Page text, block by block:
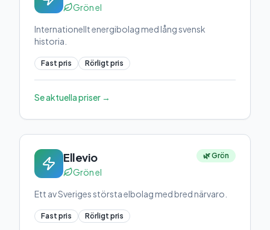
Grön el
Internationellt energibolag med lång svensk
historia.
Fast pris Rörligt pris
Se aktuella priser →
Ellevio
Grön el
🌿 Grön
Ett av Sveriges största elbolag med bred närvaro.
Fast pris Rörligt pris